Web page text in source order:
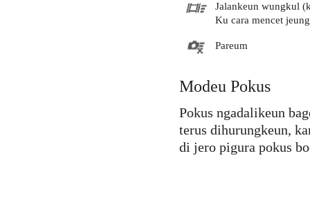
Jalankeun wungkul
Ku cara mencet
Pareum
Modeu Pokus
Pokus ngadalikeun
terus dihurungkeun,
di jero pigura pokus